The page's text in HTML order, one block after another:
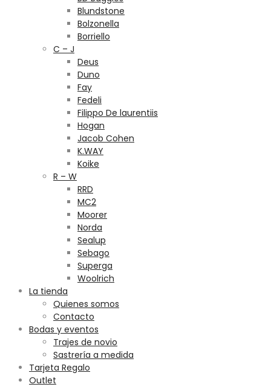
Blundstone
Bolzonella
Borriello
C – J
Deus
Duno
Fay
Fedeli
Filippo De laurentiis
Hogan
Jacob Cohen
K.WAY
Koike
R – W
RRD
MC2
Moorer
Norda
Sealup
Sebago
Superga
Woolrich
La tienda
Quienes somos
Contacto
Bodas y eventos
Trajes de novio
Sastrería a medida
Tarjeta Regalo
Outlet